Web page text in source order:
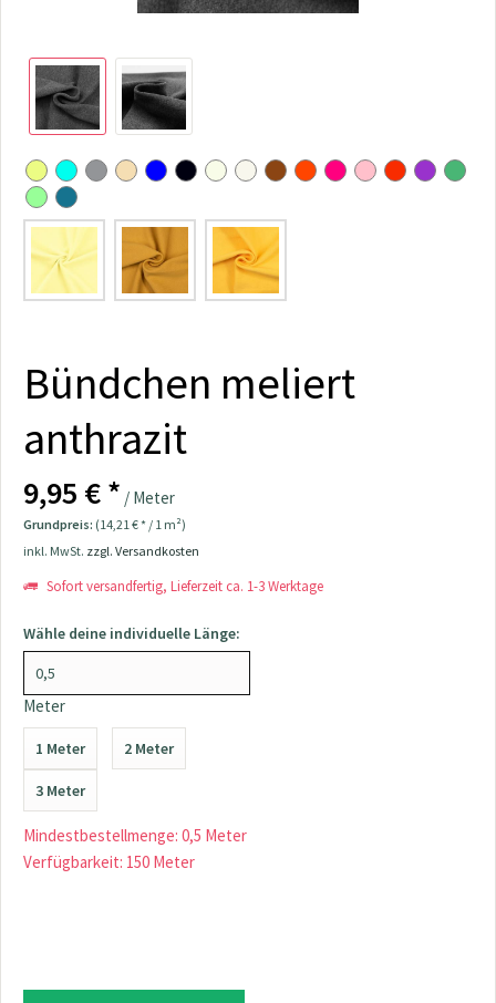
Bündchen meliert
anthrazit
9,95 € * / Meter
Grundpreis: (14,21 € * / 1 m²)
inkl. MwSt. zzgl. Versandkosten
Sofort versandfertig, Lieferzeit ca. 1-3 Werktage
Wähle deine individuelle Länge:
Meter
1 Meter 2 Meter
3 Meter
Mindestbestellmenge: 0,5 Meter
Verfügbarkeit: 150 Meter